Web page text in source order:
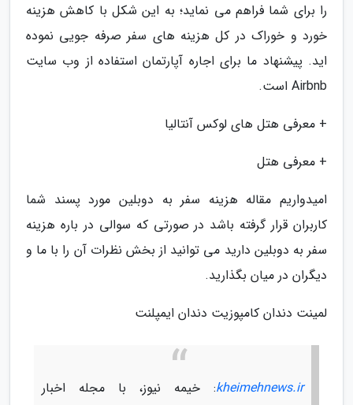
را برای شما فراهم می نماید؛ به این شکل با کاهش هزینه
خورد و خوراک در کل هزینه های سفر صرفه جویی نموده
اید. پیشنهاد ما برای اجاره آپارتمان استفاده از وب سایت
Airbnb است.
+ معرفی هتل های لوکس آنتالیا
+ معرفی هتل
امیدواریم مقاله هزینه سفر به دوبلین مورد پسند شما
کاربران قرار گرفته باشد در صورتی که سوالی در باره هزینه
سفر به دوبلین دارید می توانید از بخش نظرات آن را با ما و
دیگران در میان بگذارید.
لمینت دندان کامپوزیت دندان ایمپلنت
kheimehnews.ir: خیمه نیوز، با مجله اخبار